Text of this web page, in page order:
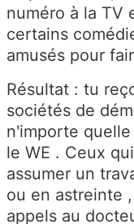
numéro à la TV
certains
amusés pour
Résultat : tu
sociétés de
n'importe
le WE . Ceux
assumer un
ou en astreinte
appels au